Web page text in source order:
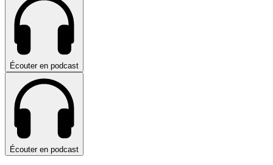
Écouter en podcast
Écouter en podcast